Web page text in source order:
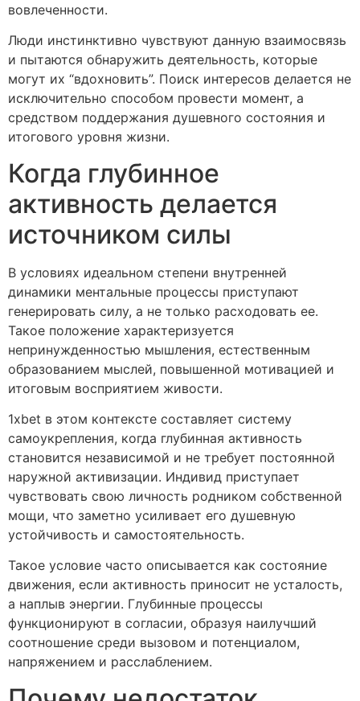
вовлеченности.
Люди инстинктивно чувствуют данную взаимосвязь
и пытаются обнаружить деятельность, которые
могут их “вдохновить”. Поиск интересов делается не
исключительно способом провести момент, а
средством поддержания душевного состояния и
итогового уровня жизни.
Когда глубинное
активность делается
источником силы
В условиях идеальном степени внутренней
динамики ментальные процессы приступают
генерировать силу, а не только расходовать ее.
Такое положение характеризуется
непринужденностью мышления, естественным
образованием мыслей, повышенной мотивацией и
итоговым восприятием живости.
1xbet в этом контексте составляет систему
самоукрепления, когда глубинная активность
становится независимой и не требует постоянной
наружной активизации. Индивид приступает
чувствовать свою личность родником собственной
мощи, что заметно усиливает его душевную
устойчивость и самостоятельность.
Такое условие часто описывается как состояние
движения, если активность приносит не усталость,
а наплыв энергии. Глубинные процессы
функционируют в согласии, образуя наилучший
соотношение среди вызовом и потенциалом,
напряжением и расслаблением.